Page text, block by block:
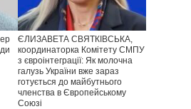
ЄЛИЗАВЕТА СВЯТКІВСЬКА,
координаторка Комітету СМПУ
з євроінтеграції: Як молочна
галузь України вже зараз
готується до майбутнього
членства в Європейському
Союзі